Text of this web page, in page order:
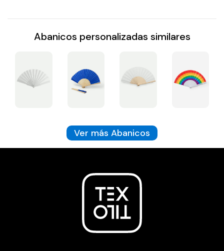
Abanicos personalizadas similares
Ver más Abanicos